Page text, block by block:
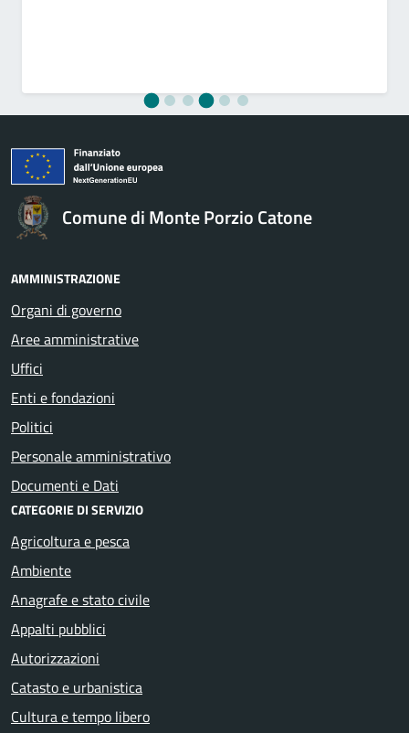
Comune di Monte Porzio Catone
AMMINISTRAZIONE
Organi di governo
Aree amministrative
Uffici
Enti e fondazioni
Politici
Personale amministrativo
Documenti e Dati
CATEGORIE DI SERVIZIO
Agricoltura e pesca
Ambiente
Anagrafe e stato civile
Appalti pubblici
Autorizzazioni
Catasto e urbanistica
Cultura e tempo libero